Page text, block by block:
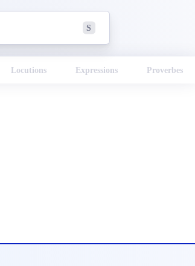
S
Locutions Expressions Proverbes